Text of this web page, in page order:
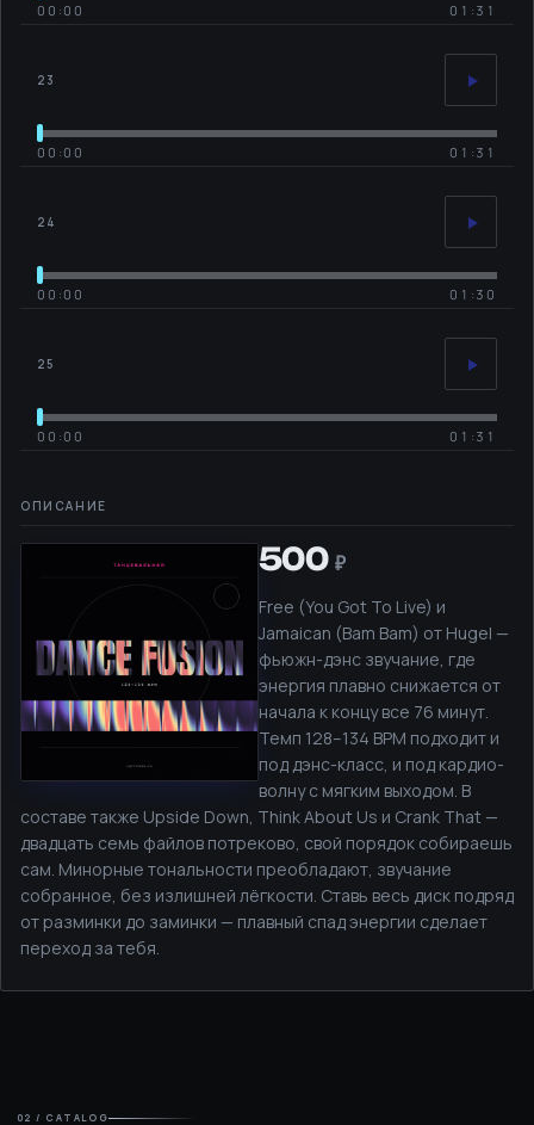
00:00 01:31
23
00:00 01:31
24
00:00 01:30
25
00:00 01:31
500
Free (You Got To Live) и
Jamaican (Bam Bam) от Hugel —
фьюжн-дэнс звучание, где
энергия плавно снижается от
начала к концу все 76 минут.
Темп 128–134 BPM подходит и
под дэнс-класс, и под кардио-
волну с мягким выходом. В
составе также Upside Down, Think About Us и Crank That —
двадцать семь файлов потреково, свой порядок собираешь
сам. Минорные тональности преобладают, звучание
собранное, без излишней лёгкости. Ставь весь диск подряд
от разминки до заминки — плавный спад энергии сделает
переход за тебя.
02 / CATALOG